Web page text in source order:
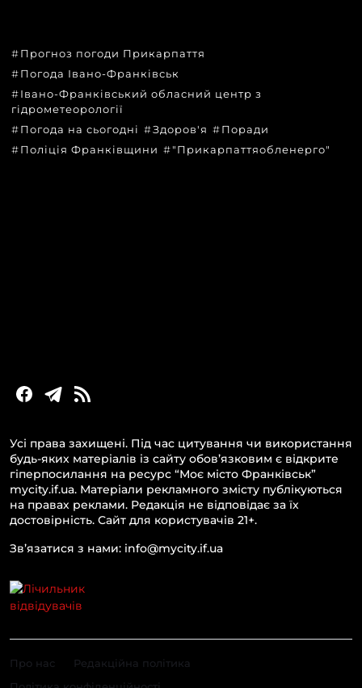
Прогноз погоди Прикарпаття
Погода Івано-Франківськ
Івано-Франківський обласний центр з
гідрометеорології
Погода на сьогодні
Здоров'я
Поради
Поліція Франківщини
"Прикарпаттяобленерго"
Усі права захищені. Під час цитування чи використання
будь-яких матеріалів із сайту обов’язковим є відкрите
гіперпосилання на ресурс “Моє місто Франківськ”
mycity.if.ua. Матеріали рекламного змісту публікуються
на правах реклами. Редакція не відповідає за їх
достовірність. Сайт для користувачів 21+.
Зв’язатися з нами: info@mycity.if.ua
Про нас
Редакційна політика